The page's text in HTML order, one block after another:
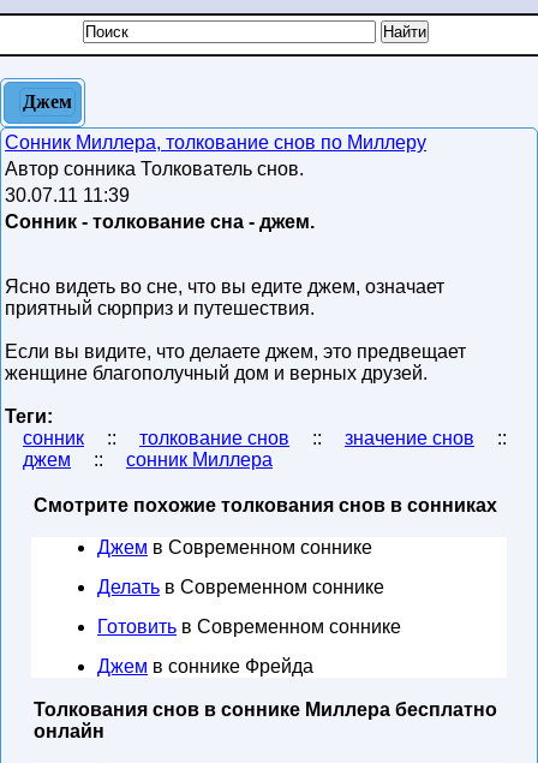
Джем
Сонник Миллера, толкование снов по Миллеру
Автор сонника Толкователь снов.
30.07.11 11:39
Сонник - толкование сна - джем.
Ясно видеть во сне, что вы едите джем, означает
приятный сюрприз и путешествия.
Если вы видите, что делаете джем, это предвещает
женщине благополучный дом и верных друзей.
Теги:
сонник
:: толкование снов :: значение снов
::
джем
:: сонник Миллера
Смотрите похожие толкования снов в сонниках
Джем в Современном соннике
Делать в Современном соннике
Готовить в Современном соннике
Джем в соннике Фрейда
Толкования снов в соннике Миллера бесплатно
онлайн